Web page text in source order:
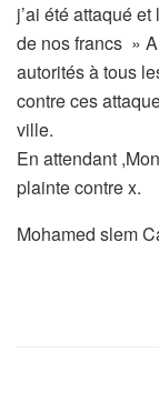
j’ai été attaqué
de nos francs »
autorités à tous
contre ces
ville.
En attendant
plainte contre x.
Mohamed slem